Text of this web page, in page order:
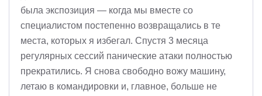
была экспозиция — когда мы вместе со
специалистом постепенно возвращались в те
места, которых я избегал. Спустя 3 месяца
регулярных сессий панические атаки полностью
прекратились. Я снова свободно вожу машину,
летаю в командировки и, главное, больше не